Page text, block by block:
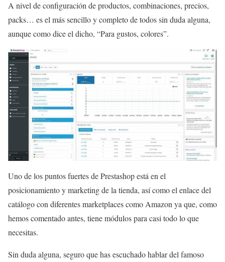
A nivel de configuración de productos, combinaciones, precios,
packs… es el más sencillo y completo de todos sin duda alguna,
aunque como dice el dicho, “Para gustos, colores”.
Uno de los puntos fuertes de Prestashop está en el
posicionamiento y marketing de la tienda, así como el enlace del
catálogo con diferentes marketplaces como Amazon ya que, como
hemos comentado antes, tiene módulos para casi todo lo que
necesitas.
Sin duda alguna, seguro que has escuchado hablar del famoso